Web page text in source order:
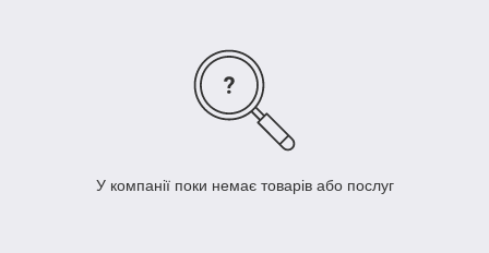
У компанії поки немає товарів або послуг